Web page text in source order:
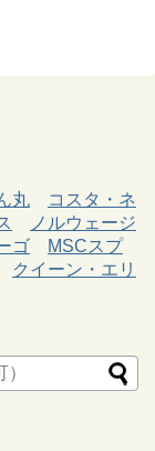
丸
コスタ・ネ
ノルウェージ
ゴ
MSCスプ
クイーン・エリ